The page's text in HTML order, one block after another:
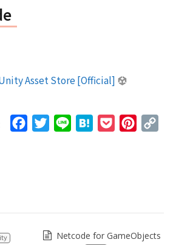
Asset Store [Official]
FacebookTwitterLine HatenaPocket
Netcode for GameObjects